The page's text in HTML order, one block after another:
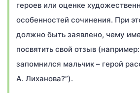
героев или оценке
особенностей сочинения. При
должно быть заявлено, чему
посвятить свой отзыв
запомнился мальчик – герой
А. Лиханова?”).